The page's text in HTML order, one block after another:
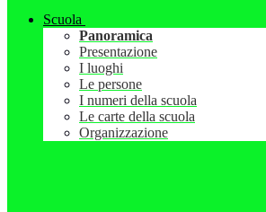
Scuola
Panoramica
Presentazione
I luoghi
Le persone
I numeri della scuola
Le carte della scuola
Organizzazione